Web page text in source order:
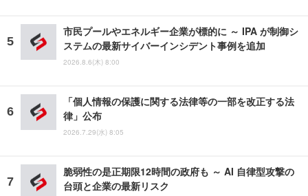
市民プールやエネルギー企業が標的に ～ IPA が制御シ
ステムの最新サイバーインシデント事例を追加
2026.8.6(木) 8:00
「個人情報の保護に関する法律等の一部を改正する法
律」公布
2026.7.29(水) 8:05
脆弱性の是正期限12時間の政府も ～ AI 自律型攻撃の
台頭と企業の最新リスク